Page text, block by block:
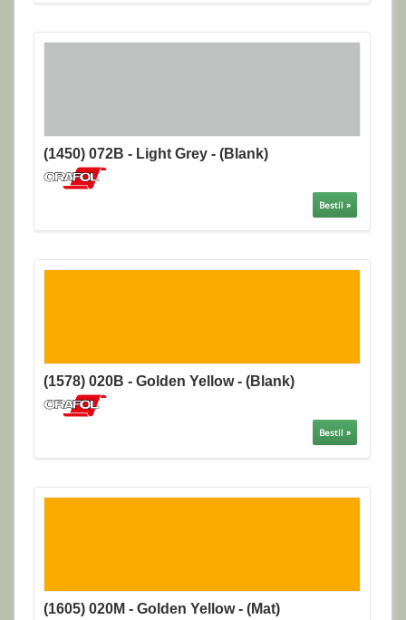
(1450) 072B - Light Grey - (Blank)
Bestil »
(1578) 020B - Golden Yellow - (Blank)
Bestil »
(1605) 020M - Golden Yellow - (Mat)